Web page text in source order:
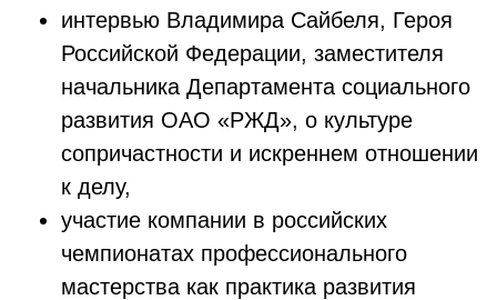
интервью Владимира Сайбеля, Героя
Российской Федерации, заместителя
начальника Департамента социального
развития ОАО «РЖД», о культуре
сопричастности и искреннем отношении
к делу,
участие компании в российских
чемпионатах профессионального
мастерства как практика развития